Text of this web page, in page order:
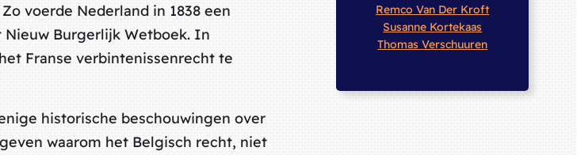
voerde Nederland in 1838 een
Nieuw Burgerlijk Wetboek. In
Franse verbintenissenrecht te
historische beschouwingen over
waarom het Belgisch recht, niet
Remco Van Der Kroft
Susanne Kortekaas
Thomas Verschuuren